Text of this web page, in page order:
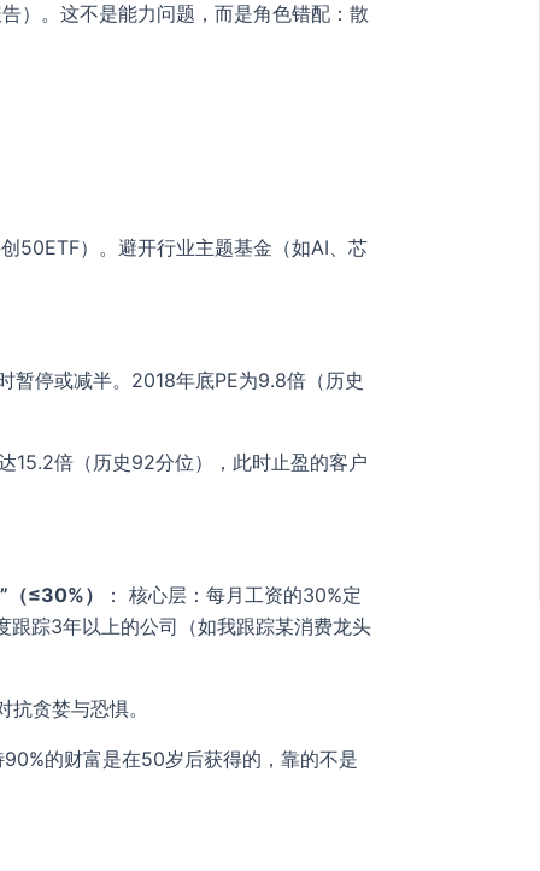
）。这不是能力问题，而是角色错配：散
50ETF）。避开行业主题基金（如AI、芯
停或减半。2018年底PE为9.8倍（历史
15.2倍（历史92分位），此时止盈的客户
（≤30%）
： 核心层：每月工资的30%定
踪3年以上的公司（如我跟踪某消费龙头
贪婪与恐惧。
的财富是在50岁后获得的，靠的不是